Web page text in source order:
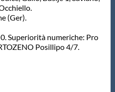
(Ger).
Superiorità numeriche: Pro
Posillipo 4/7.